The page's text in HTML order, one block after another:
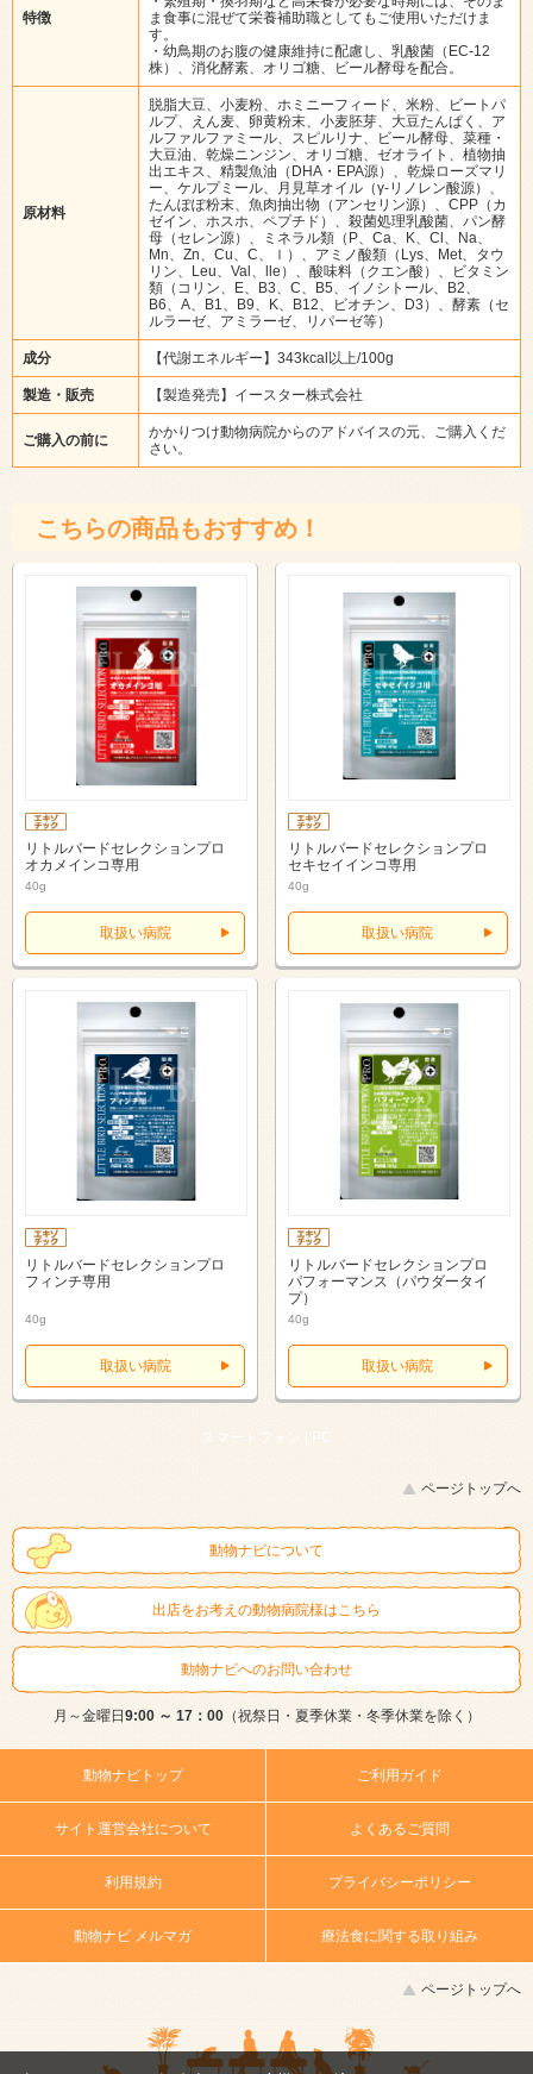
特徴
ま食事に混ぜて栄養補助職としてもご使用いただけま
す。
・幼鳥期のお腹の健康維持に配慮し、乳酸菌（EC-12
株）、消化酵素、オリゴ糖、ビール酵母を配合。
原材料
脱脂大豆、小麦粉、ホミニーフィード、米粉、ビートパ
ルプ、えん麦、卵黄粉末、小麦胚芽、大豆たんぱく、ア
ルファルファミール、スピルリナ、ビール酵母、菜種・
大豆油、乾燥ニンジン、オリゴ糖、ゼオライト、植物抽
出エキス、精製魚油（DHA・EPA源）、乾燥ローズマリ
ー、ケルプミール、月見草オイル（γ-リノレン酸源）、
たんぽぽ粉末、魚肉抽出物（アンセリン源）、CPP（カ
ゼイン、ホスホ、ペプチド）、殺菌処理乳酸菌、パン酵
母（セレン源）、ミネラル類（P、Ca、K、Cl、Na、
Mn、Zn、Cu、C、ｌ）、アミノ酸類（Lys、Met、タウ
リン、Leu、Val、lle）、酸味料（クエン酸）、ビタミン
類（コリン、E、B3、C、B5、イノシトール、B2、
B6、A、B1、B9、K、B12、ビオチン、D3）、酵素（セ
ルラーゼ、アミラーゼ、リパーゼ等）
成分 【代謝エネルギー】343kcal以上/100g
製造・販売 【製造発売】イースター株式会社
ご購入の前に
かかりつけ動物病院からのアドバイスの元、ご購入くだ
さい。
こちらの商品もおすすめ！
リトルバードセレクションプロ
オカメインコ専用
40g
取扱い病院
リトルバードセレクションプロ
セキセイインコ専用
40g
取扱い病院
リトルバードセレクションプロ
フィンチ専用
40g
取扱い病院
リトルバードセレクションプロ
パフォーマンス（パウダータイ
プ）
40g
取扱い病院
スマートフォン | PC
ページトップへ
動物ナビについて
出店をお考えの動物病院様はこちら
動物ナビへのお問い合わせ
月～金曜日9:00 ～ 17：00（祝祭日・夏季休業・冬季休業を除く）
動物ナビトップ ご利用ガイド
サイト運営会社について よくあるご質問
利用規約 プライバシーポリシー
動物ナビ メルマガ 療法食に関する取り組み
ページトップへ